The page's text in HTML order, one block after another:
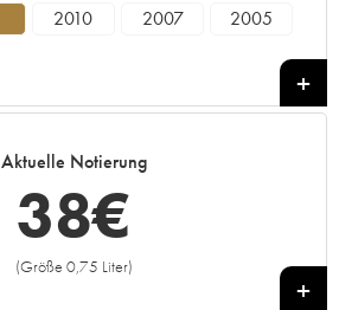
2010 2007
2005
Aktuelle Notierung
38€
(Größe 0,75 Liter)
+